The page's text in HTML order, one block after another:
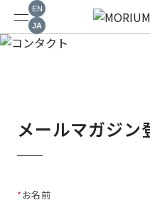
EN
JA
メールマガジ
メールマガジン
*お名前